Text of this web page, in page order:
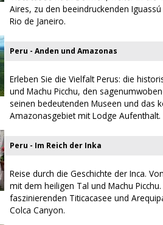
Aires, zu den beeindruckenden
Rio de Janeiro.
Peru - Anden und Amazonas
Erleben Sie die Vielfalt Perus: die
und Machu Picchu, den
seinen bedeutenden Museen und das
Amazonasgebiet mit Lodge Aufenthalt.
Peru - Im Reich der Inka
Reise durch die Geschichte der Inca.
mit dem heiligen Tal und Machu
faszinierenden Titicacasee und
Colca Canyon.